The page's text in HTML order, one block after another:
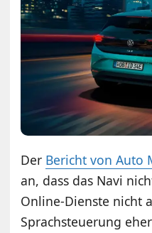
Der Bericht von Auto
an, dass das Navi
Online-Dienste nicht
Sprachsteuerung